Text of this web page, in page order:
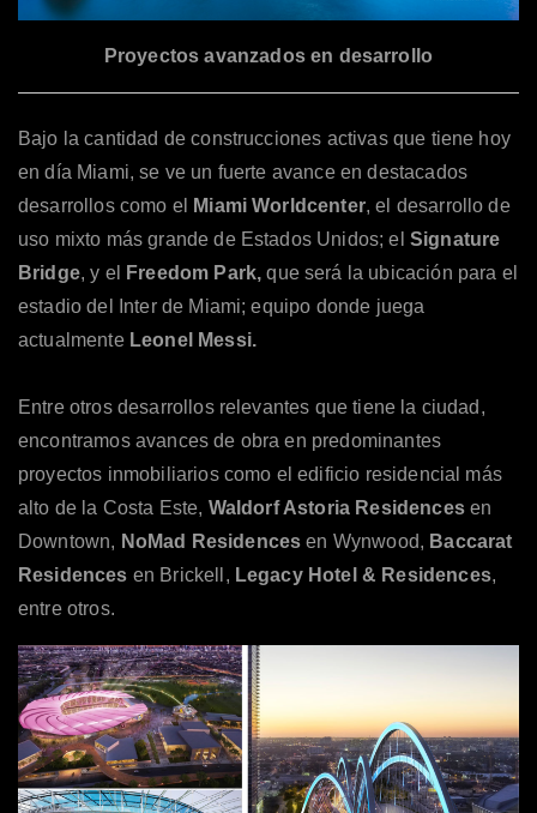
Proyectos avanzados en desarrollo
Bajo la cantidad de construcciones activas que tiene hoy
en día Miami, se ve un fuerte avance en destacados
desarrollos como el
Miami Worldcenter, el desarrollo de
uso mixto más grande de Estados Unidos; el Signature
Bridge, y el Freedom Park, que será la ubicación para el
estadio del Inter de Miami; equipo donde juega
actualmente Leonel Messi.
Entre otros desarrollos relevantes que tiene la ciudad,
encontramos avances de obra en predominantes
proyectos inmobiliarios como el edificio residencial más
alto de la Costa Este, Waldorf Astoria Residencesen
Downtown, NoMad Residences en Wynwood, Baccarat
Residences en Brickell, Legacy Hotel & Residences,
entre otros.